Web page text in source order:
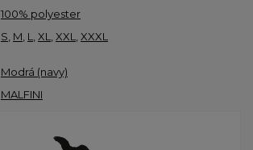
100% polyester
S M L XL XXL XXXL
Modrá (navy)
MALFINI